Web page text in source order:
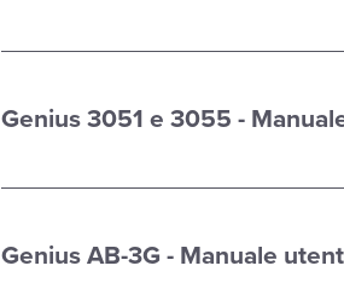
Genius 3051 e 3055 -
Genius AB-3G - Manuale